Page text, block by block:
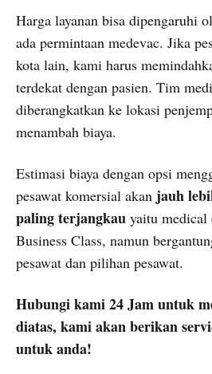
Harga layanan bisa dipengaruhi
ada permintaan medevac. Jika
kota lain, kami harus
terdekat dengan pasien. Tim
diberangkatkan ke lokasi
menambah biaya.
Estimasi biaya dengan opsi
pesawat komersial akan jauh
paling terjangkau yaitu medical
Business Class, namun
pesawat dan pilihan pesawat.
Hubungi kami 24 Jam untuk
diatas, kami akan berikan
untuk anda!